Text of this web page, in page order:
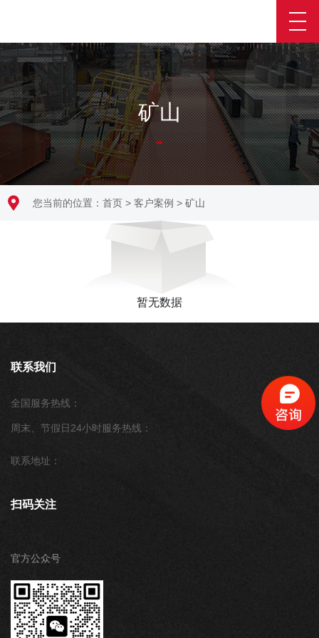
矿山
您当前的位置： 首页 > 客户案例 > 矿山
暂无数据
联系我们
全国服务热线：
周末、节假日24小时服务热线：
联系地址：
扫码关注
官方公众号